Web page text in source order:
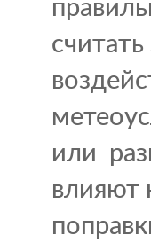
или
влияют